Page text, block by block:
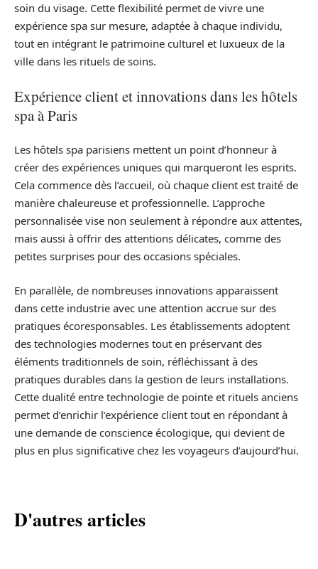
soin du visage. Cette flexibilité permet de vivre une
expérience spa sur mesure, adaptée à chaque individu,
tout en intégrant le patrimoine culturel et luxueux de la
ville dans les rituels de soins.
Expérience client et innovations dans les hôtels
spa à Paris
Les hôtels spa parisiens mettent un point d’honneur à
créer des expériences uniques qui marqueront les esprits.
Cela commence dès l’accueil, où chaque client est traité de
manière chaleureuse et professionnelle. L’approche
personnalisée vise non seulement à répondre aux attentes,
mais aussi à offrir des attentions délicates, comme des
petites surprises pour des occasions spéciales.
En parallèle, de nombreuses innovations apparaissent
dans cette industrie avec une attention accrue sur des
pratiques écoresponsables. Les établissements adoptent
des technologies modernes tout en préservant des
éléments traditionnels de soin, réfléchissant à des
pratiques durables dans la gestion de leurs installations.
Cette dualité entre technologie de pointe et rituels anciens
permet d’enrichir l’expérience client tout en répondant à
une demande de conscience écologique, qui devient de
plus en plus significative chez les voyageurs d’aujourd’hui.
D'autres articles